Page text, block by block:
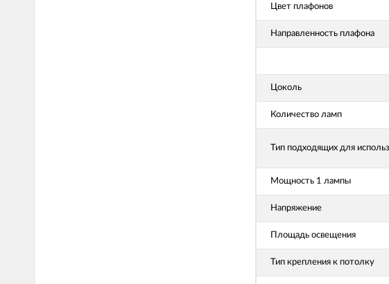
Цвет плафонов
Направленность плафона
Цоколь
Количество ламп
Тип подходящих для
Мощность 1 лампы
Напряжение
Площадь освещения
Тип крепления к потолку